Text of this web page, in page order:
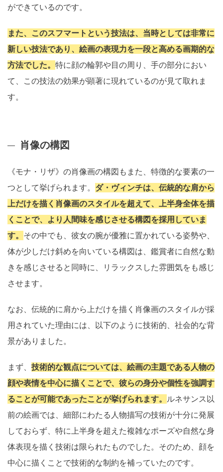
ができているのです。
また、このスフマートという技法は、当時としては非常に
新しい技法であり、絵画の表現力を一段と高める画期的な
方法でした。 特に顔の輪郭や目の周り、手の部分におい
て、この技法の効果が顕著に現れているのが見て取れま
す。
肖像の構図
《モナ・リザ》の肖像画の構図もまた、特徴的な要素の一
つとして挙げられます。 ダ・ヴィンチは、伝統的な肩から
上だけを描く肖像画のスタイルを超えて、上半身全体を描
くことで、より人間味を感じさせる構図を採用していま
す。 その中でも、彼女の腕が優雅に置かれている姿勢や、
体が少しだけ斜めを向いている構図は、鑑賞者に自然な動
きを感じさせると同時に、リラックスした雰囲気をも感じ
させます。
なお、伝統的に肩から上だけを描く肖像画のスタイルが採
用されていた理由には、以下のように技術的、社会的な背
景がありました。
まず、 技術的な観点については、絵画の主題である人物の
顔や表情を中心に描くことで、彼らの身分や個性を強調す
ることが可能であったことが挙げられます。 ルネサンス以
前の絵画では、細部にわたる人物描写の技術が十分に発展
しておらず、特に上半身を超えた複雑なポーズや自然な身
体表現を描く技術は限られたものでした。そのため、顔を
中心に描くことで技術的な制約を補っていたのです。